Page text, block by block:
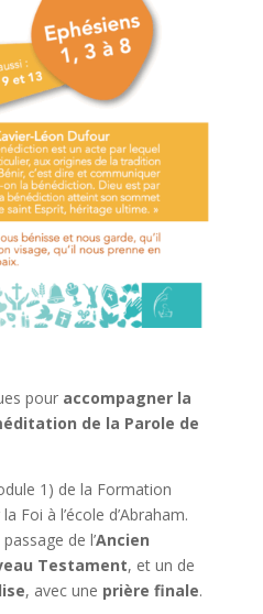
pour accompagner la
de la Parole de
1) de la Formation
Foi à l’école d’Abraham.
de l’Ancien
Testament, et un de
, avec une prière finale.